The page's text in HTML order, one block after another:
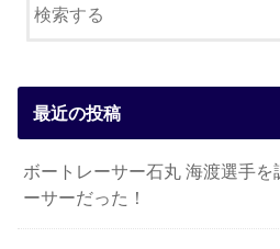
最近の投稿
ボートレーサー石丸 海渡選手を
ーサーだった！